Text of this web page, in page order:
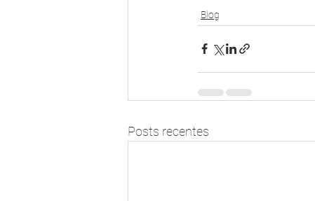
Blog
Posts recentes